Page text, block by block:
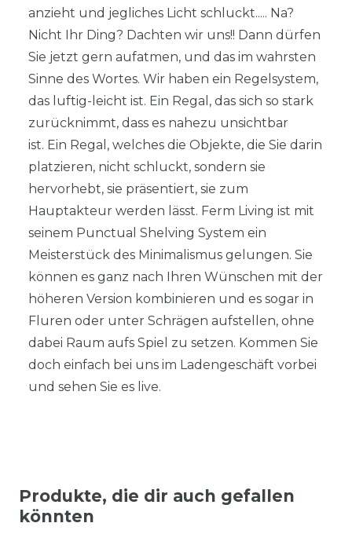
anzieht und jegliches Licht schluckt..... Na?
Nicht Ihr Ding? Dachten wir uns!! Dann dürfen
Sie jetzt gern aufatmen, und das im wahrsten
Sinne des Wortes. Wir haben ein Regelsystem,
das luftig-leicht ist. Ein Regal, das sich so stark
zurücknimmt, dass es nahezu unsichtbar
ist. Ein Regal, welches die Objekte, die Sie darin
platzieren, nicht schluckt, sondern sie
hervorhebt, sie präsentiert, sie zum
Hauptakteur werden lässt. Ferm Living ist mit
seinem Punctual Shelving System ein
Meisterstück des Minimalismus gelungen. Sie
können es ganz nach Ihren Wünschen mit der
höheren Version kombinieren und es sogar in
Fluren oder unter Schrägen aufstellen, ohne
dabei Raum aufs Spiel zu setzen. Kommen Sie
doch einfach bei uns im Ladengeschäft vorbei
und sehen Sie es live.
Produkte, die dir auch gefallen
könnten